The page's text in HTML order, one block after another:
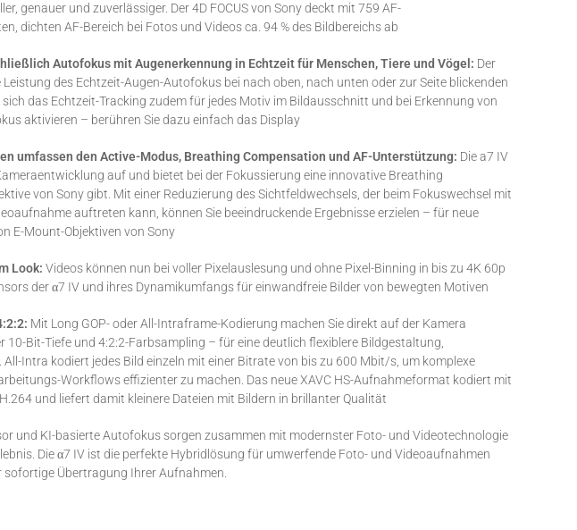
genauer und zuverlässiger. Der 4D FOCUS von Sony deckt mit 759 AF-
dichten AF-Bereich bei Fotos und Videos ca. 94 % des Bildbereichs ab
Autofokus mit Augenerkennung in Echtzeit für Menschen, Tiere und Vögel: Der
des Echtzeit-Augen-Autofokus bei nach oben, nach unten oder zur Seite blickenden
das Echtzeit-Tracking zudem für jedes Motiv im Bildausschnitt und bei Erkennung von
aktivieren – berühren Sie dazu einfach das Display
umfassen den Active-Modus, Breathing Compensation und AF-Unterstützung: Die a7 IV
auf und bietet bei der Fokussierung eine innovative Breathing
von Sony gibt. Mit einer Reduzierung des Sichtfeldwechsels, der beim Fokuswechsel mit
auftreten kann, können Sie beeindruckende Ergebnisse erzielen – für neue
E-Mount-Objektiven von Sony
Look: Videos können nun bei voller Pixelauslesung und ohne Pixel-Binning in bis zu 4K 60p
der α7 IV und ihres Dynamikumfangs für einwandfreie Bilder von bewegten Motiven
Mit Long GOP- oder All-Intraframe-Kodierung machen Sie direkt auf der Kamera
Bit-Tiefe und 4:2:2-Farbsampling – für eine deutlich flexiblere Bildgestaltung,
Intra kodiert jedes Bild einzeln mit einer Bitrate von bis zu 600 Mbit/s, um komplexe
Workflows effizienter zu machen. Das neue XAVC HS-Aufnahmeformat kodiert mit
und liefert damit kleinere Dateien mit Bildern in brillanter Qualität
und KI-basierte Autofokus sorgen zusammen mit modernster Foto- und Videotechnologie
Die α7 IV ist die perfekte Hybridlösung für umwerfende Foto- und Videoaufnahmen
Übertragung Ihrer Aufnahmen.